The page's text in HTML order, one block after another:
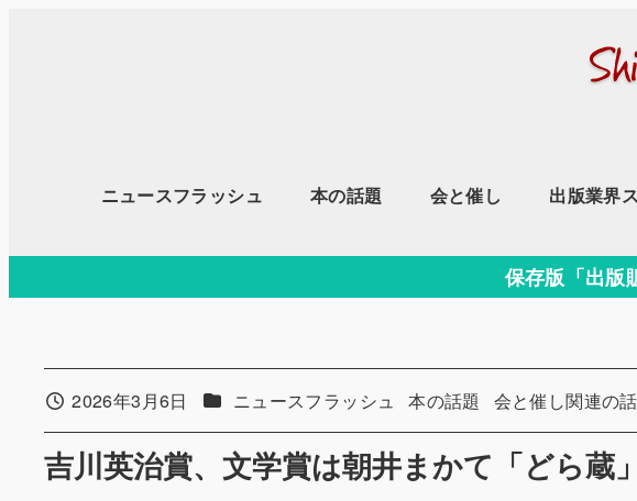
移
ニュースフラッシュ 本の話題 会と催し 出版業界
保存版「出版
吉川英治賞、文学賞は朝井まかて「どら蔵
投稿日2026年3月6日 カテゴリー
ニュースフラッシュ カテゴリー
本の話題 カテゴリー
会と催し関連の